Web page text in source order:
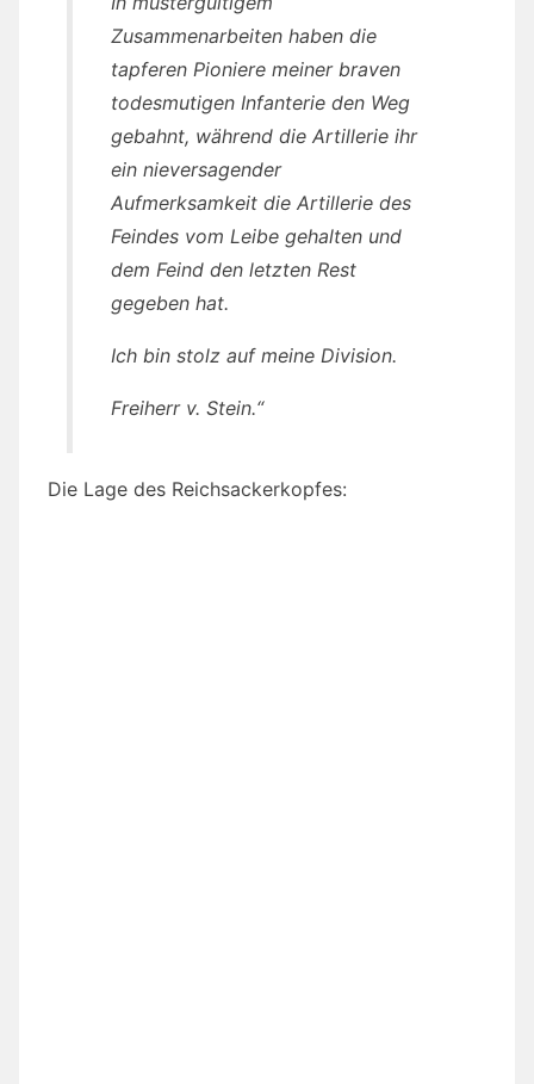
Zusammenarbeiten haben die
tapferen Pioniere meiner braven
todesmutigen Infanterie den Weg
gebahnt, während die Artillerie ihr
ein nieversagender
Aufmerksamkeit die Artillerie des
Feindes vom Leibe gehalten und
dem Feind den letzten Rest
gegeben hat.
Ich bin stolz auf meine Division.
Freiherr v. Stein.“
Die Lage des Reichsackerkopfes: